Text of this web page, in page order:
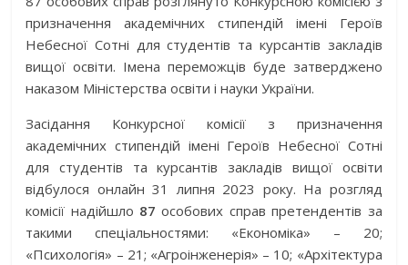
призначення академічних стипендій імені Героїв
Небесної Сотні для студентів та курсантів закладів
вищої освіти. Імена переможців буде затверджено
наказом Міністерства освіти і науки України.
Засідання Конкурсної комісії з призначення
академічних стипендій імені Героїв Небесної Сотні
для студентів та курсантів закладів вищої освіти
відбулося онлайн 31 липня 2023 року. На розгляд
комісії надійшло 87 особових справ претендентів за
такими спеціальностями: «Економіка» – 20;
«Психологія» – 21; «Агроінженерія» – 10; «Архітектура